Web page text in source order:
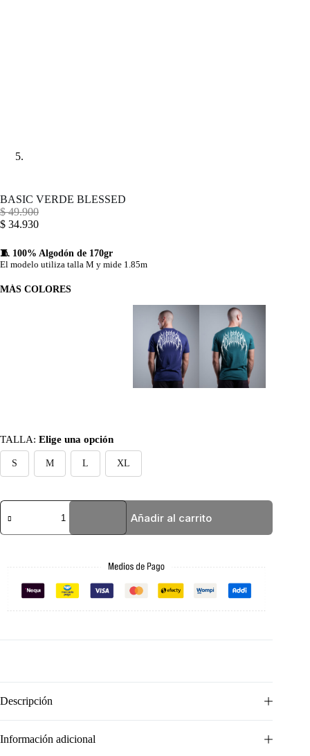
BASIC VERDE BLESSED
$49.900
$ 34.930
🧵 100% Algodón de 170gr
El modelo utiliza talla M y mide 1.85m
MÁS COLORES
TALLA: Elige una opción
S M L XL
BASIC
VERDE
Añadir al carrito
Descripción
Información adicional